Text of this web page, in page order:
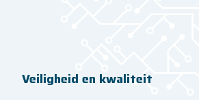
Veiligheid en kwaliteit